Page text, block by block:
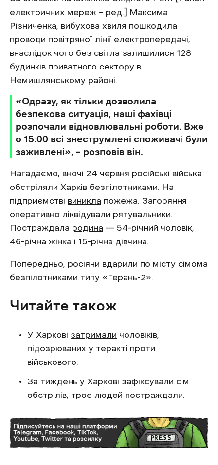
електричних мереж – ред.] Максима
Різниченка, вибухова хвиля пошкодила
проводи повітряної лінії електропередачі,
внаслідок чого без світла залишилися 128
будинків приватного сектору в
Немишлянському районі.
«Одразу, як тільки дозволила
безпекова ситуація, наші фахівці
розпочали відновлювальні роботи. Вже
о 15:00 всі знеструмлені споживачі були
заживлені», – розповів він.
Нагадаємо, вночі 24 червня російські війська
обстріляли Харків безпілотниками. На
підприємстві виникла пожежа. Загоряння
оперативно ліквідували рятувальники.
Постраждала родина — 54-річний чоловік,
46-річна жінка і 15-річна дівчина.
Попередньо, росіяни вдарили по місту сімома
безпілотниками типу «Герань-2».
Читайте також
У Харкові затримали чоловіків,
підозрюваних у теракті проти
військового.
За тиждень у Харкові зафіксували сім
обстрілів, троє людей постраждали.